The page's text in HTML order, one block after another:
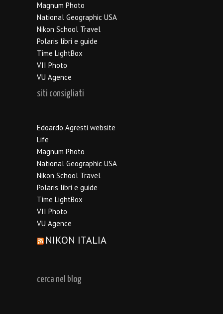
Magnum Photo
National Geographic USA
Nikon School Travel
Polaris libri e guide
Time LightBox
VII Photo
VU Agence
siti consigliati
Edoardo Agresti website
Life
Magnum Photo
National Geographic USA
Nikon School Travel
Polaris libri e guide
Time LightBox
VII Photo
VU Agence
NIKON ITALIA
cerca nel blog